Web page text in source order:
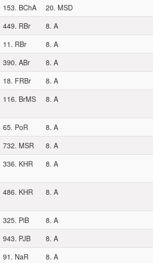
153. BChA 20. MSD
449. RBr 8. A
11. RBr 8. A
390. ABr 8. A
18. FRBr 8. A
116. BrMS 8. A
65. PoR 8. A
732. MSR 8. A
336. KHR 8. A
486. KHR 8. A
325. PiB 8. A
943. PJB 8. A
91. NaR 8. A